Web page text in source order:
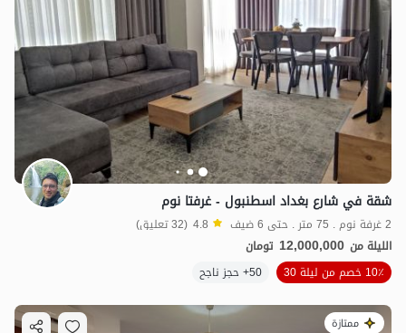
شقة في شارع بغداد اسطنبول - غرفتا نوم
2 غرفة نوم . 75 متر . حتى 6 ضيف 4.8 (32 تعليق)
الليلة من 12,000,000 تومان
10٪ خصم من ليلة 30
50+ حجز ناجح
ممتازة